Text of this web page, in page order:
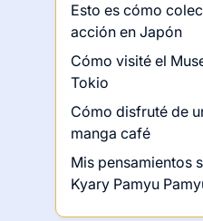
Esto es cómo
acción en Japón
Cómo visité el
Tokio
Cómo disfruté de
manga café
Mis pensamientos
Kyary Pamyu